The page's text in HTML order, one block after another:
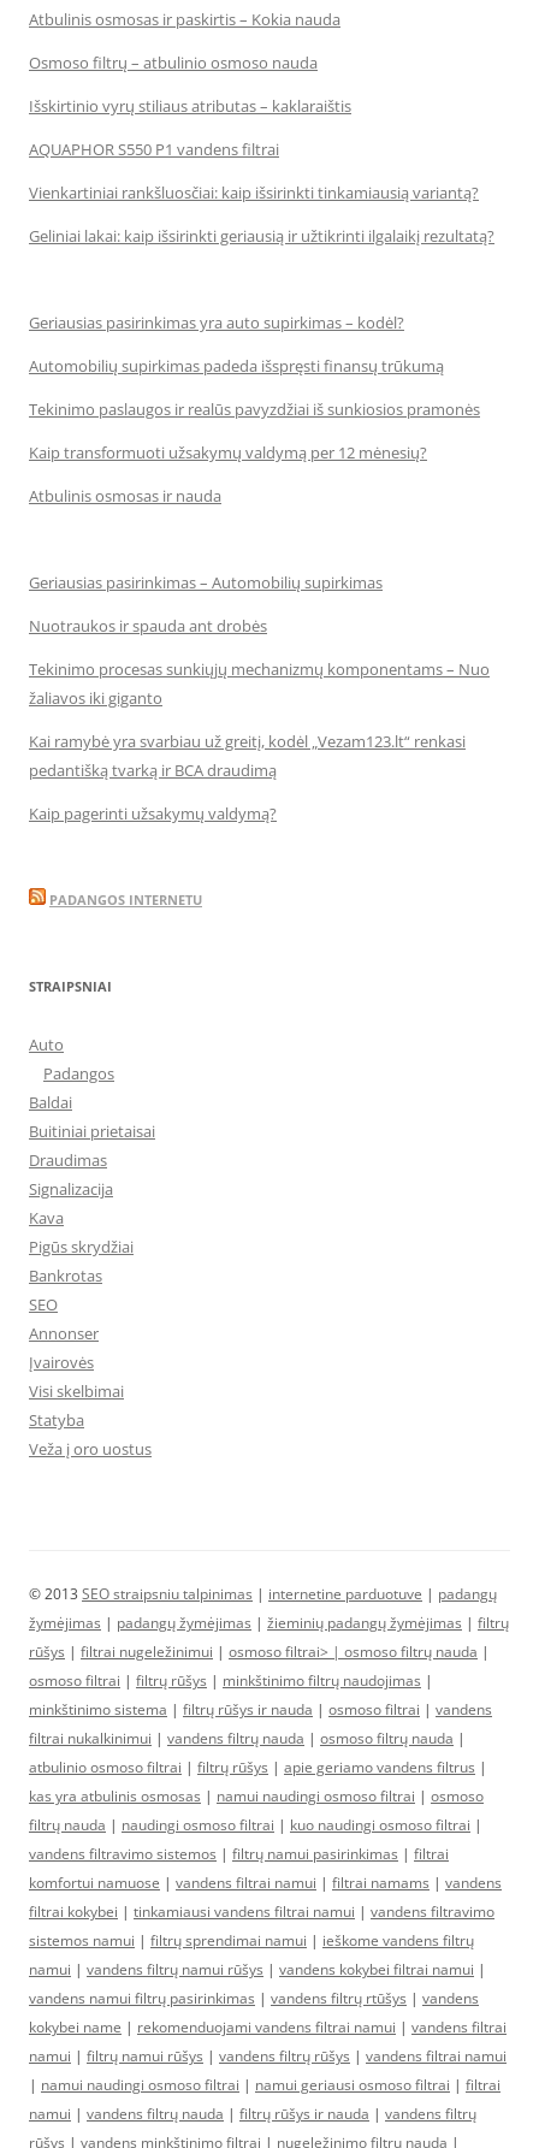
Atbulinis osmosas ir paskirtis – Kokia nauda
Osmoso filtrų – atbulinio osmoso nauda
Išskirtinio vyrų stiliaus atributas – kaklaraištis
AQUAPHOR S550 P1 vandens filtrai
Vienkartiniai rankšluosčiai: kaip išsirinkti tinkamiausią variantą?
Geliniai lakai: kaip išsirinkti geriausią ir užtikrinti ilgalaikį rezultatą?
Geriausias pasirinkimas yra auto supirkimas – kodėl?
Automobilių supirkimas padeda išspręsti finansų trūkumą
Tekinimo paslaugos ir realūs pavyzdžiai iš sunkiosios pramonės
Kaip transformuoti užsakymų valdymą per 12 mėnesių?
Atbulinis osmosas ir nauda
Geriausias pasirinkimas – Automobilių supirkimas
Nuotraukos ir spauda ant drobės
Tekinimo procesas sunkiųjų mechanizmų komponentams – Nuo
žaliavos iki giganto
Kai ramybė yra svarbiau už greitį, kodėl „Vezam123.lt“ renkasi
pedantišką tvarką ir BCA draudimą
Kaip pagerinti užsakymų valdymą?
PADANGOS INTERNETU
STRAIPSNIAI
Auto
Padangos
Baldai
Buitiniai prietaisai
Draudimas
Signalizacija
Kava
Pigūs skrydžiai
Bankrotas
SEO
Annonser
Įvairovės
Visi skelbimai
Statyba
Veža į oro uostus
© 2013 SEO straipsniu talpinimas | internetine parduotuve | padangų
žymėjimas | padangų žymėjimas | žieminių padangų žymėjimas | filtrų
rūšys | filtrai nugeležinimui | osmoso filtrai> | osmoso filtrų nauda |
osmoso filtrai | filtrų rūšys | minkštinimo filtrų naudojimas |
minkštinimo sistema | filtrų rūšys ir nauda | osmoso filtrai | vandens
filtrai nukalkinimui | vandens filtrų nauda | osmoso filtrų nauda |
atbulinio osmoso filtrai | filtrų rūšys | apie geriamo vandens filtrus |
kas yra atbulinis osmosas | namui naudingi osmoso filtrai | osmoso
filtrų nauda | naudingi osmoso filtrai | kuo naudingi osmoso filtrai |
vandens filtravimo sistemos | filtrų namui pasirinkimas | filtrai
komfortui namuose | vandens filtrai namui | filtrai namams | vandens
filtrai kokybei | tinkamiausi vandens filtrai namui | vandens filtravimo
sistemos namui | filtrų sprendimai namui | ieškome vandens filtrų
namui | vandens filtrų namui rūšys | vandens kokybei filtrai namui |
vandens namui filtrų pasirinkimas | vandens filtrų rtūšys | vandens
kokybei name | rekomenduojami vandens filtrai namui | vandens filtrai
namui | filtrų namui rūšys | vandens filtrų rūšys | vandens filtrai namui
| namui naudingi osmoso filtrai | namui geriausi osmoso filtrai | filtrai
namui | vandens filtrų nauda | filtrų rūšys ir nauda | vandens filtrų
rūšys | vandens minkštinimo filtrai | nugeležinimo filtrų nauda |